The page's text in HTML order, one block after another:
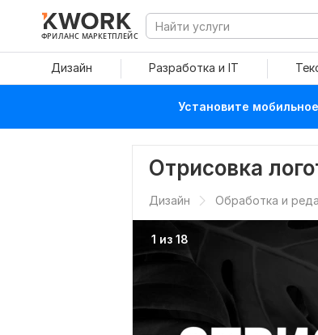
ФРИЛАНС МАРКЕТПЛЕЙС
Дизайн Разработка и IT
Установите
Отрисовка
Дизайн Обработка и
1 из 18